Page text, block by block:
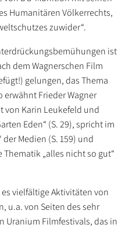
Humanitären Völkerrechts,
zuwider“.
ist
dem Wagnerschen Film
gelungen, das Thema
Frieder Wagner
von Karin Leukefeld und
Eden“ (S. 29), spricht im
Medien (S. 159) und
„alles nicht so gut“
vielfältige Aktivitäten von
u.a. von Seiten des sehr
Filmfestivals, das in